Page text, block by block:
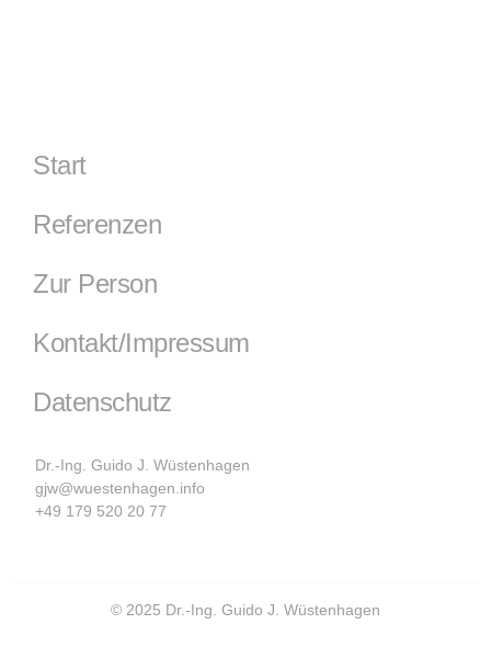
Start
Referenzen
Zur Person
Kontakt/Impressum
Datenschutz
Dr.-Ing. Guido J. Wüstenhagen
gjw@wuestenhagen.info
+49 179 520 20 77
© 2025 Dr.-Ing. Guido J. Wüstenhagen